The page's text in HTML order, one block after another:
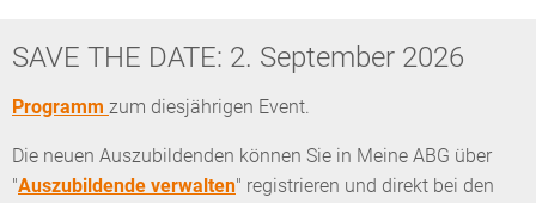
SAVE THE DATE: 2. September 2026
Programm zum diesjährigen Event.
Die neuen Auszubildenden können Sie in Meine ABG über
"Auszubildende verwalten" registrieren und direkt bei den